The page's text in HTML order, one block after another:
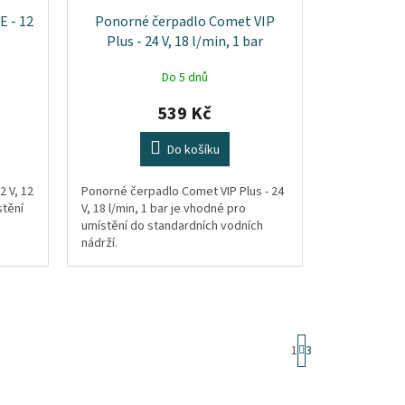
- 12
V, 12
Ponorné čerpadlo Comet VIP
Plus - 24 V, 18 l/min, 1 bar
Do 5 dnů
539 Kč
Do košíku
Ponorné čerpadlo Comet VIP Plus - 24
V, 18 l/min, 1 bar je vhodné pro
umístění do standardních vodních
nádrží.
t
1 3